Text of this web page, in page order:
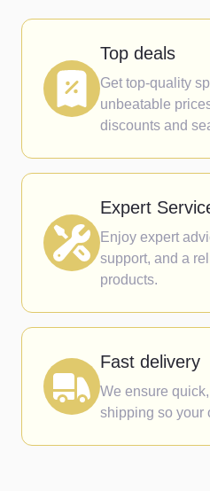
Top deals
Get top-quality
unbeatable
discounts and
Expert
Enjoy expert
support, and a
products.
Fast delivery
We ensure
shipping so your